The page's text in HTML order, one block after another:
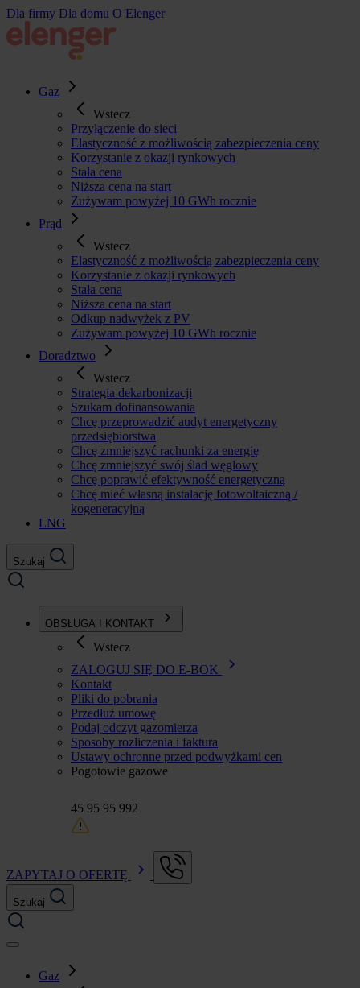
Przejdź
do
treści
Dla firmy Dla domu O Elenger
Gaz
Wstecz
Przyłączenie do sieci
Elastyczność z możliwością zabezpieczenia ceny
Korzystanie z okazji rynkowych
Stała cena
Niższa cena na start
Zużywam powyżej 10 GWh rocznie
Prąd
Wstecz
Elastyczność z możliwością zabezpieczenia ceny
Korzystanie z okazji rynkowych
Stała cena
Niższa cena na start
Odkup nadwyżek z PV
Zużywam powyżej 10 GWh rocznie
Doradztwo
Wstecz
Strategia dekarbonizacji
Szukam dofinansowania
Chcę przeprowadzić audyt energetyczny
przedsiębiorstwa
Chcę zmniejszyć rachunki za energię
Chcę zmniejszyć swój ślad węglowy
Chcę poprawić efektywność energetyczną
Chcę mieć własną instalację fotowoltaiczną /
kogeneracyjną
LNG
Szukaj
OBSŁUGA I KONTAKT
Wstecz
ZALOGUJ SIĘ DO E-BOK
Kontakt
Pliki do pobrania
Przedłuż umowę
Podaj odczyt gazomierza
Sposoby rozliczenia i faktura
Ustawy ochronne przed podwyżkami cen
Pogotowie gazowe
45 95 95 992
ZAPYTAJ O OFERTĘ
Szukaj
Gaz